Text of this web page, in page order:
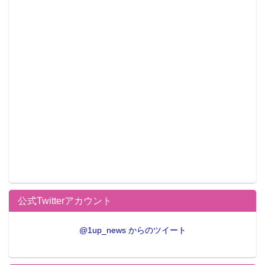
公式Twitterアカウント
@1up_news からのツイート